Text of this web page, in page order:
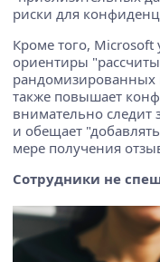
риски для
Кроме того,
ориентиры
рандомизированных
также повышает
внимательно следит
и обещает
мере получения
Сотрудники не